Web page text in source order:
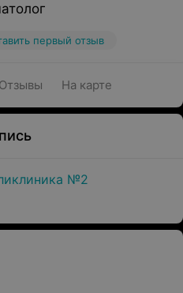
первый отзыв
Отзывы На карте
№2